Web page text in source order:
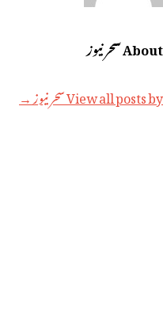
About سحر نیوز
View all posts by سحر نیوز →